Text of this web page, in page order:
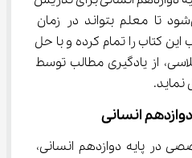
مطالب این کتاب باعث می‌شود تا معلم بتواند در زمان
کتاب را تمام کرده و با حل
از یادگیری مطالب توسط
انسانی
درس‌های تخصصی در پایه دوازدهم انسانی،